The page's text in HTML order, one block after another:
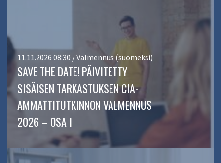
11.11.2026 08:30 / Valmennus (suomeksi)
SAVE THE DATE! PÄIVITETTY
SISÄISEN TARKASTUKSEN CIA-
AMMATTITUTKINNON VALMENNUS
2026 – OSA I